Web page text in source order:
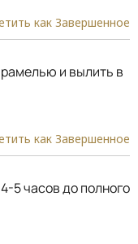
как Завершенное
и вылить в
как Завершенное
5 часов до полного